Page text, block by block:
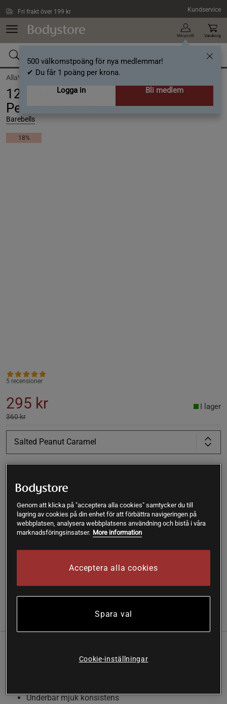
Fri frakt över 199 kr Kundservice
Min profil
500 välkomstpoäng för nya medlemmar!
✔ Du får 1 poäng per krona.
Logga in
Bli medlem
Varukorg
AllaVarumärken / Barebells
12 x Barebells Soft Bar, 55 g, Salted
Peanut Caramel
Barebells
18%
5 recensioner
295 kr
360 kr
I lager
Salted Peanut Caramel
Fri frakt över 199 kr Fri retur 14 dagars ångerrätt
SKU #FP9789-005R | EAN27340001804366
fantastiskt krämig konsistens!
Recensioner(5) Näring & Ingredienser
godaste proteinbar i mjuk och krämig version!
Underbar mjuk konsistens
Genom att klicka på "acceptera alla cookies" samtycker du till
lagring av cookies på din enhet för att förbättra navigeringen på
webbplatsen, analysera webbplatsens användning och bistå i våra
marknadsföringsinsatser. More information
Acceptera alla cookies
Spara val
Cookie-inställningar